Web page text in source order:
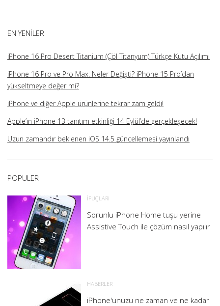
profiliniprofiliniprofiliniprofilini
EN YENILER
iPhone 16 Pro Desert Titanium (Çöl Titanyum) Türkçe Kutu Açılımı
iPhone 16 Pro ve Pro Max: Neler Değişti? iPhone 15 Pro’dan
yükseltmeye değer mi?
iPhone ve diğer Apple ürünlerine tekrar zam geldi!
Apple’ın iPhone 13 tanıtım etkinliği 14 Eylül’de gerçekleşecek!
Uzun zamandır beklenen iOS 14.5 güncellemesi yayınlandı
POPULER
İPUÇLARI
Sorunlu iPhone Home tuşu yerine
Assistive Touch ile çözüm nasıl yapılır
HABERLER
iPhone'unuzu ne zaman ve ne kadar